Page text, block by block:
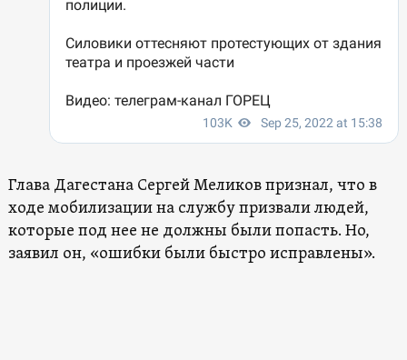
Глава Дагестана Сергей Меликов признал, что в
ходе мобилизации на службу призвали людей,
которые под нее не должны были попасть. Но,
заявил он, «ошибки были быстро исправлены».